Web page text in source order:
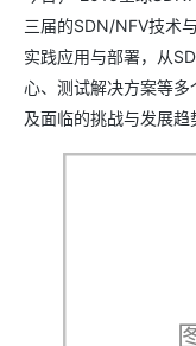
三届的SDN/NFV技术
实践应用与部署，从
心、测试解决方案等
及面临的挑战与发展趋